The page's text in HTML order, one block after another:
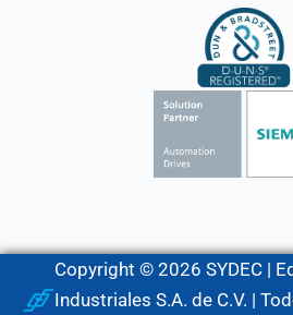
Copyright © 2026 SYDEC |
Industriales S.A. de C.V. |